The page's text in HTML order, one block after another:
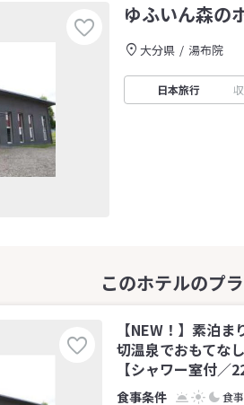
ゆふいん森
大分県 湯布院
日本旅行
【NEW！】素泊
切温泉でおもてな
【シャワー室付／
食